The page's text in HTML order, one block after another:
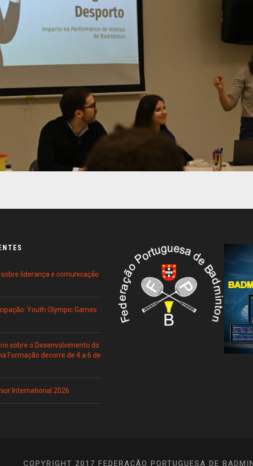
liderança e comunicação
Youth Olympic Games
sobre o Desenvolvimento do
Formação decorre de 4 a 6 de
International 2026
COPYRIGHT 2017 FEDERAÇÃO PORTUGUESA DE